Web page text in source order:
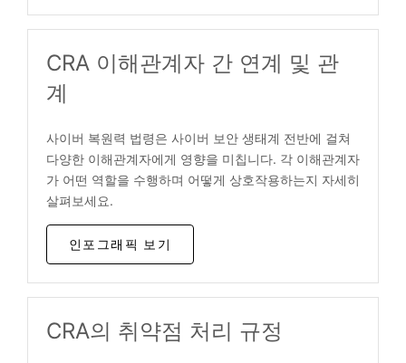
CRA 이해관계자 간 연계 및 관
계
사이버 복원력 법령은 사이버 보안 생태계 전반에 걸쳐
다양한 이해관계자에게 영향을 미칩니다. 각 이해관계자
가 어떤 역할을 수행하며 어떻게 상호작용하는지 자세히
살펴보세요.
인포그래픽 보기
CRA의 취약점 처리 규정